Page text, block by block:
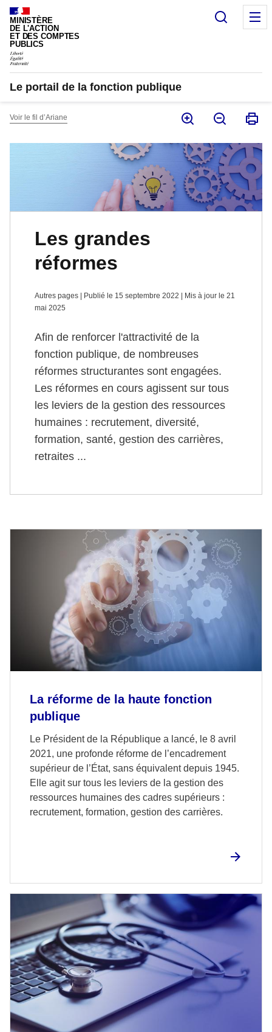
Panneau de gestion des cookies
MINISTÈRE
DE L'ACTION
ET DES COMPTES
PUBLICS
Le portail de la fonction publique
Voir le fil d’Ariane
Les grandes
réformes
Autres pages | Publié le 15 septembre 2022 | Mis à jour le 21
mai 2025
Afin de renforcer l'attractivité de la
fonction publique, de nombreuses
réformes structurantes sont engagées.
Les réformes en cours agissent sur tous
les leviers de la gestion des ressources
humaines : recrutement, diversité,
formation, santé, gestion des carrières,
retraites ...
La réforme de la haute fonction
publique
Le Président de la République a lancé, le 8 avril
2021, une profonde réforme de l’encadrement
supérieur de l’État, sans équivalent depuis 1945.
Elle agit sur tous les leviers de la gestion des
ressources humaines des cadres supérieurs :
recrutement, formation, gestion des carrières.